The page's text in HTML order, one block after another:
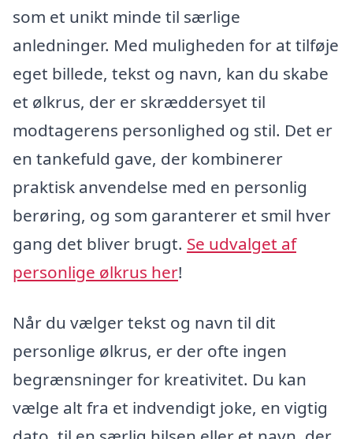
som et unikt minde til særlige
anledninger. Med muligheden for at tilføje
eget billede, tekst og navn, kan du skabe
et ølkrus, der er skræddersyet til
modtagerens personlighed og stil. Det er
en tankefuld gave, der kombinerer
praktisk anvendelse med en personlig
berøring, og som garanterer et smil hver
gang det bliver brugt. Se udvalget af
personlige ølkrus her!
Når du vælger tekst og navn til dit
personlige ølkrus, er der ofte ingen
begrænsninger for kreativitet. Du kan
vælge alt fra et indvendigt joke, en vigtig